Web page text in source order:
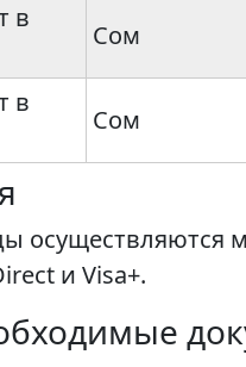
в
Сом
в
Сом
осуществляются
и Visa+.